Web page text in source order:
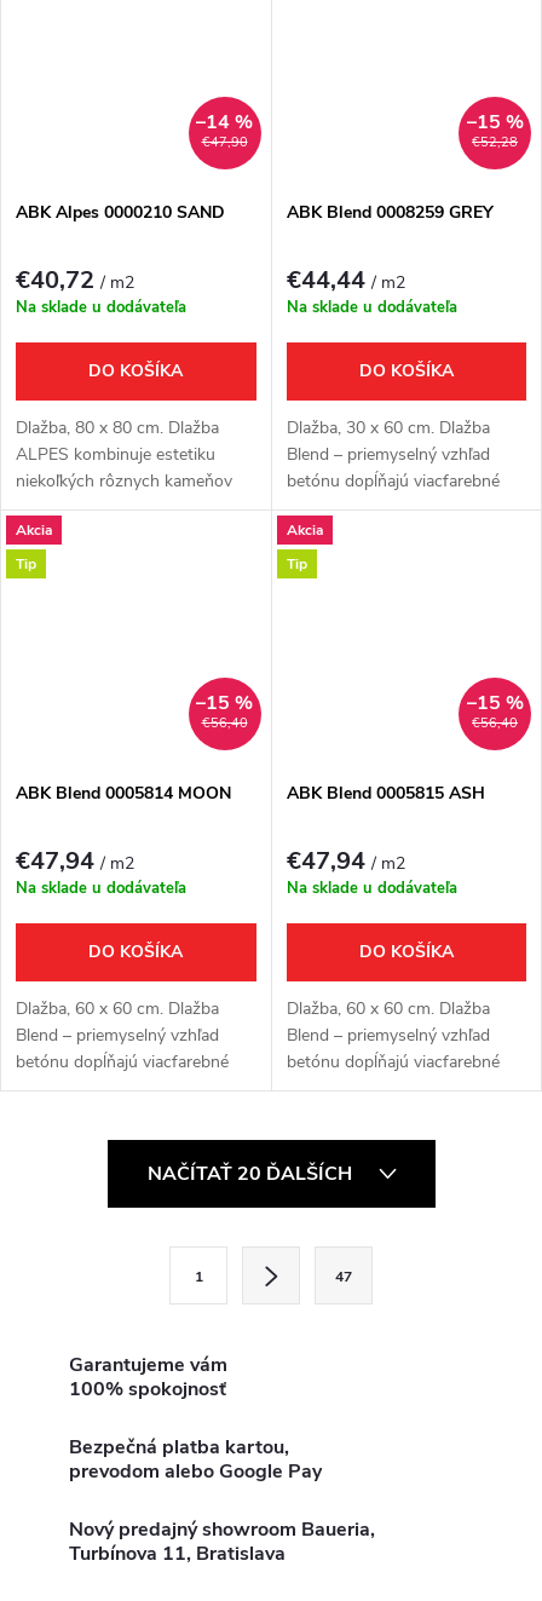
€47,90
–14 %
ABK Alpes 0000210 SAND
€40,72/ m2
Na sklade u dodávateľa
DO KOŠÍKA
Dlažba, 80 x 80 cm. Dlažba
ALPES kombinuje estetiku
niekoľkých rôznych kameňov
pochádzajúcich z juhu
Francúzska. Nová luxusná
kolekcia presahuje hranice
€52,28
–15 %
ABK Blend 0008259 GREY
€44,44/ m2
Na sklade u dodávateľa
DO KOŠÍKA
Dlažba, 30 x 60 cm. Dlažba
Blend – priemyselný vzhľad
betónu dopĺňajú viacfarebné
textúry terrazza v modernej
kompozičnej zmesi.
Akcia
Tip
€56,40
–15 %
ABK Blend 0005814 MOON
€47,94/ m2
Na sklade u dodávateľa
DO KOŠÍKA
Dlažba, 60 x 60 cm. Dlažba
Blend – priemyselný vzhľad
betónu dopĺňajú viacfarebné
textúry terrazza v modernej
Akcia
Tip
€56,40
–15 %
ABK Blend 0005815 ASH
€47,94/ m2
Na sklade u dodávateľa
DO KOŠÍKA
Dlažba, 60 x 60 cm. Dlažba
Blend – priemyselný vzhľad
betónu dopĺňajú viacfarebné
textúry terrazza v modernej
NAČÍTAŤ 20 ĎALŠÍCH
1 47
Garantujeme vám
100% spokojnosť
Bezpečná platba kartou,
prevodom alebo Google Pay
Nový predajný showroom Baueria,
Turbínova 11, Bratislava